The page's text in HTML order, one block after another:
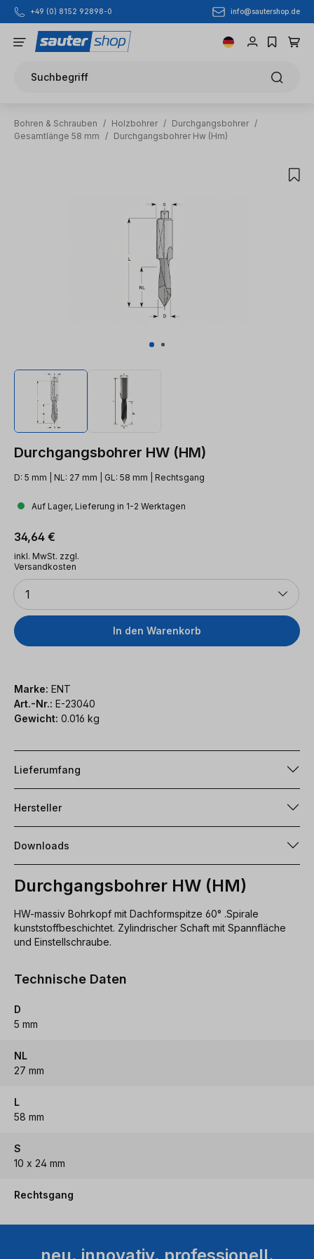
Zum Hauptinhalt springen
+49 (0) 8152 92898-0 info@sautershop.de
Suchbegriff
Bohren & Schrauben / Holzbohrer / Durchgangsbohrer /
Gesamtlänge 58 mm
/ Durchgangsbohrer Hw (Hm)
Durchgangsbohrer HW (HM)
D: 5 mm | NL: 27 mm | GL: 58 mm | Rechtsgang
Auf Lager, Lieferung in 1-2 Werktagen
Regulärer Preis:
34,64 €
inkl. MwSt. zzgl.
Versandkosten
Anzahl
1
In den Warenkorb
Marke: ENT
Art.-Nr.: E-23040
Gewicht: 0.016 kg
Lieferumfang
Hersteller
Downloads
Durchgangsbohrer HW (HM)
HW-massiv Bohrkopf mit Dachformspitze 60° .Spirale
kunststoffbeschichtet. Zylindrischer Schaft mit Spannfläche
und Einstellschraube.
Technische Daten
D
5 mm
NL
27 mm
L
58 mm
S
10 x 24 mm
Rechtsgang